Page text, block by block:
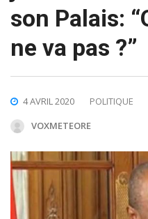
son Palais:
ne va pas ?”
4 AVRIL 2020
POLITIQUE
VOXMETEORE